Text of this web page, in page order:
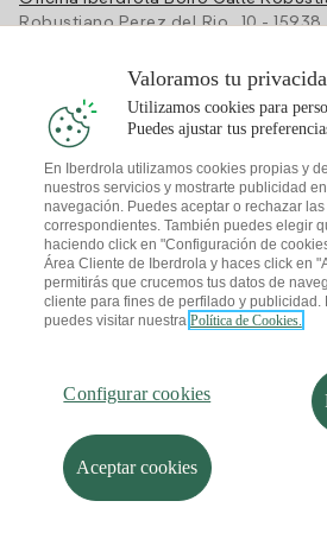
Robustiano Perez del Rio , 10 - 15938
Oficina Iberdrola Bormujos Avenida
Salamanca- Av. Universidad de
Brunete
Oficina Iberdrola Brunete Travesia
Tr.ª Real de San Sebastián, 2 - 28690
Bullas
Oficina Iberdrola Bullas Calle Peru
Burgo De Osma- Ciudad De
Valoramos tu
Utilizamos cookies para
Puedes ajustar tus
En Iberdrola utilizamos cookies propias y
nuestros servicios y mostrarte publicidad
navegación. Puedes aceptar o rechazar
correspondientes. También puedes elegir
haciendo click en "Configuración de
Área Cliente de Iberdrola y haces click en
permitirás que crucemos tus datos de
cliente para fines de perfilado y publicidad.
puedes visitar nuestra Política de Cookies.
Configurar cookies
Aceptar cookies